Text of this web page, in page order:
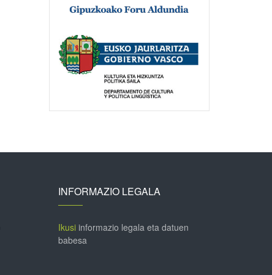
INFORMAZIO LEGALA
Ikusiinformazio legala eta datuen
babesa